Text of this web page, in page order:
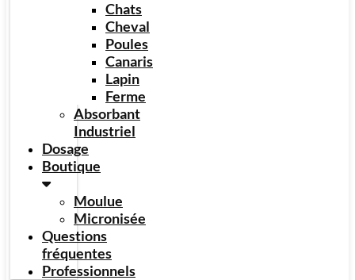
Chats
Cheval
Poules
Canaris
Lapin
Ferme
Absorbant
Industriel
Dosage
Boutique
Moulue
Micronisée
Questions
fréquentes
Professionnels